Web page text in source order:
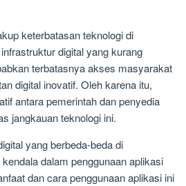
keterbatasan teknologi di
digital yang kurang
terbatasnya akses masyarakat
digital inovatif. Oleh karena itu,
antara pemerintah dan penyedia
jangkauan teknologi ini.
yang berbeda-beda di
dalam penggunaan aplikasi
dan cara penggunaan aplikasi ini